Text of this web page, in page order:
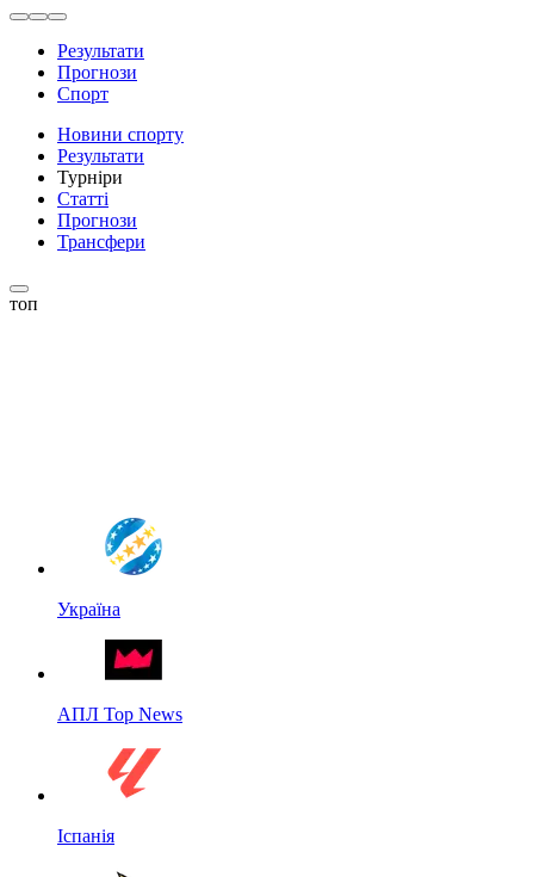
Результати
Прогнози
Спорт
Новини спорту
Результати
Турніри
Статті
Прогнози
Трансфери
топ
Україна
АПЛ Top News
Іспанія